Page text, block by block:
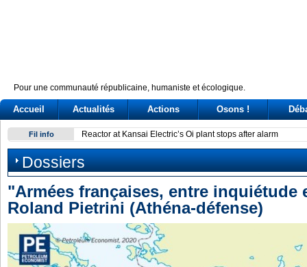
Pour une communauté républicaine, humaniste et écologique.
Accueil Actualités Actions Osons !
Fil info Reactor at Kansai Electric’s Oi plant stops after alarm
Dossiers
"Armées françaises, entre inquiétude
Roland Pietrini (Athéna-défense)